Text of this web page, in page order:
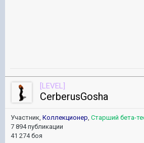
[LEVEL]
CerberusGosha
Участник, Коллекционер, Старший бета-
7 894 публикации
41 274 боя